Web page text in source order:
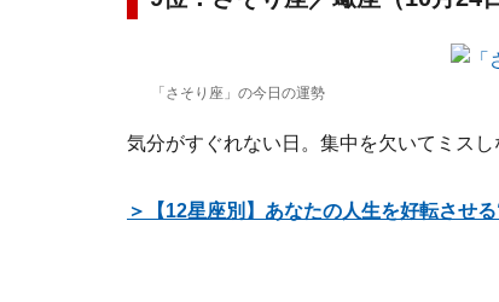
「さそり座」の今日の運勢
気分がすぐれない日。集中を欠いてミスし
＞【12星座別】あなたの人生を好転させ